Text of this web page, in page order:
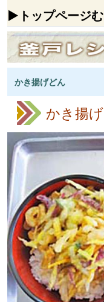
▶トップページ
かき揚げどん
かき揚